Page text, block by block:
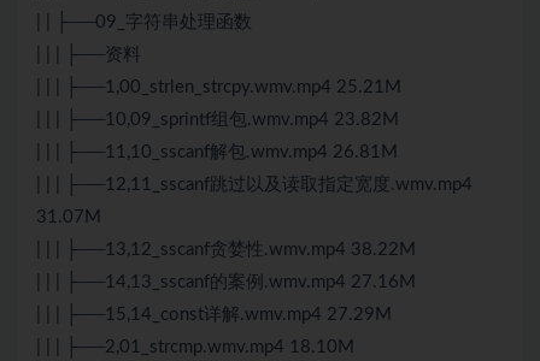
| | ├──09_字符串处理函数
| | | ├──资料
| | | ├──1,00_strlen_strcpy.wmv.mp4 25.21M
| | | ├──10,09_sprintf组包.wmv.mp4 23.82M
| | | ├──11,10_sscanf解包.wmv.mp4 26.81M
| | | ├──12,11_sscanf跳过以及读取指定宽度.wmv.mp4
31.07M
| | | ├──13,12_sscanf贪婪性.wmv.mp4 38.22M
| | | ├──14,13_sscanf的案例.wmv.mp4 27.16M
| | | ├──15,14_const详解.wmv.mp4 27.29M
| | | ├──2,01_strcmp.wmv.mp4 18.10M